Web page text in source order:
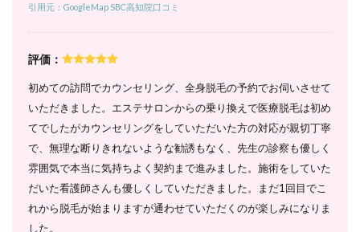
5. 個
との
脱毛
料金
｜気
軽に
全身
脱毛
を始
めた
い人
すす
め
引用元：GoogleMap SBC高知院口コミ
評価：
初めての訪問でカウンセリング、全身脱毛の予約でお伺いさせて
いただきました。エステサロンからの乗り換えで医療脱毛は初め
てでしたがカウンセリングをしていただいた方の対応が親切丁寧
で、無理な断りきれないような勧誘もなく、先生の診察も優しく
雰囲気で本当に気持ちよく契約まで進みました。施術をしていた
だいた看護師さんも優しくしていただきました。まだ1回目でこ
れから脱毛が始まりますが通わせていただくのが楽しみになりま
した。